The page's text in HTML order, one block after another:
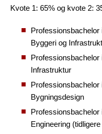
Kvote 1: 65% og kvote 2:
Byggeri og
Infrastruktur
Bygningsdesign
Engineering